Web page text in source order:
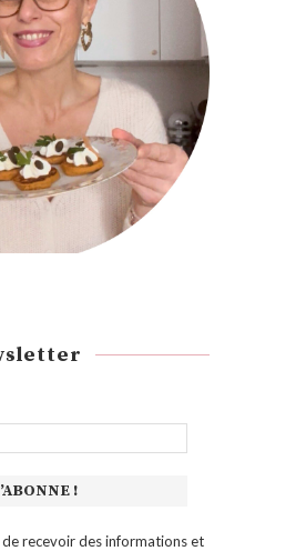
de recevoir des informations et